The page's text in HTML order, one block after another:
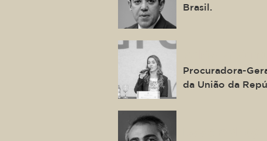
Brasil.
Procuradora-
da União da